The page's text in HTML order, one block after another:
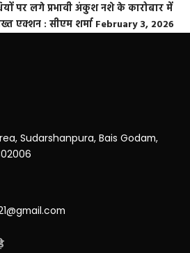
पर लगे प्रभावी अंकुश नशे के कारोबार में
एक्शन : सीएम शर्मा February 3, 2026
Sudarshanpura, Bais Godam,